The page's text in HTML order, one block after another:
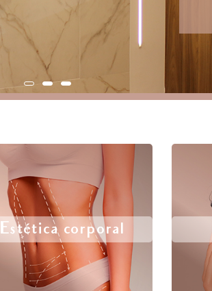
Estética corporal